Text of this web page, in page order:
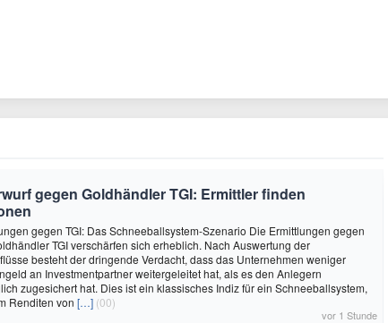
gegen Goldhändler TGI: Ermittler finden
gegen TGI: Das Schneeballsystem-Szenario Die Ermittlungen gegen
TGI verschärfen sich erheblich. Nach Auswertung der
besteht der dringende Verdacht, dass das Unternehmen weniger
an Investmentpartner weitergeleitet hat, als es den Anlegern
zugesichert hat. Dies ist ein klassisches Indiz für ein Schneeballsystem,
Renditen von […] (00)
vor 1 Stunde